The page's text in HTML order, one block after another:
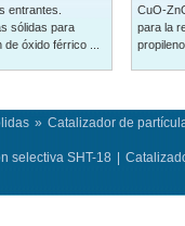
entrantes.
sólidas para
óxido férrico ...
CuO-
para la
» Catalizador de
selectiva SHT-18 |